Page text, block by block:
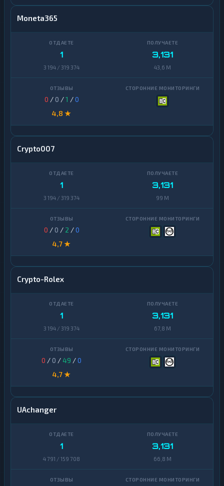
Moneta365
1
3 194 / 319 374
3,131
43,6 M
0 / 0 /1 /0
4,8 ★
Crypto007
1
3 194 / 319 374
3,131
99 M
0 / 0 / 2 /0
4,7 ★
Crypto-Rolex
1
3 194 / 319 374
3,131
67,8 M
0 / 0 / 49 /0
4,7 ★
UAchanger
1
4 791 / 159 708
3,131
66,8 M